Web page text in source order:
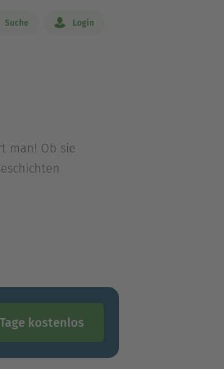
Suche Login
man! Ob sie
kostenlos